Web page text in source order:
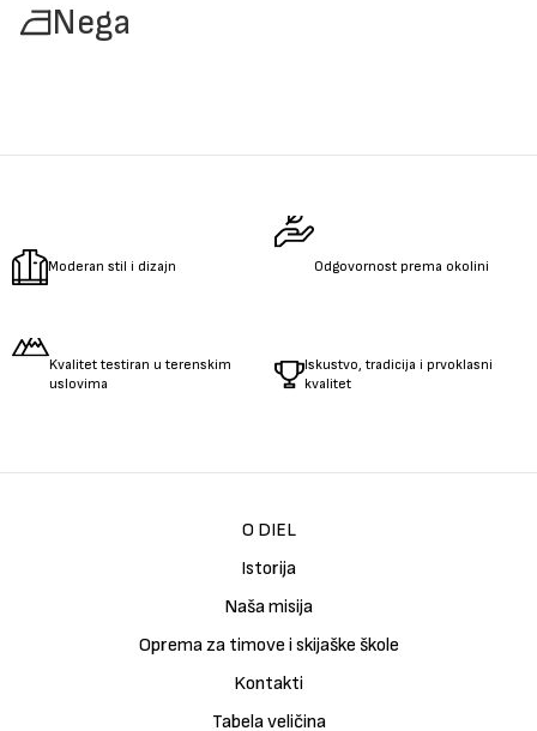
Nega
Moderan stil i dizajn Odgovornost prema okolini
Kvalitet testiran u terenskim
uslovima
Iskustvo, tradicija i prvoklasni
kvalitet
O DIEL
Istorija
Naša misija
Oprema za timove i skijaške škole
Kontakti
Tabela veličina